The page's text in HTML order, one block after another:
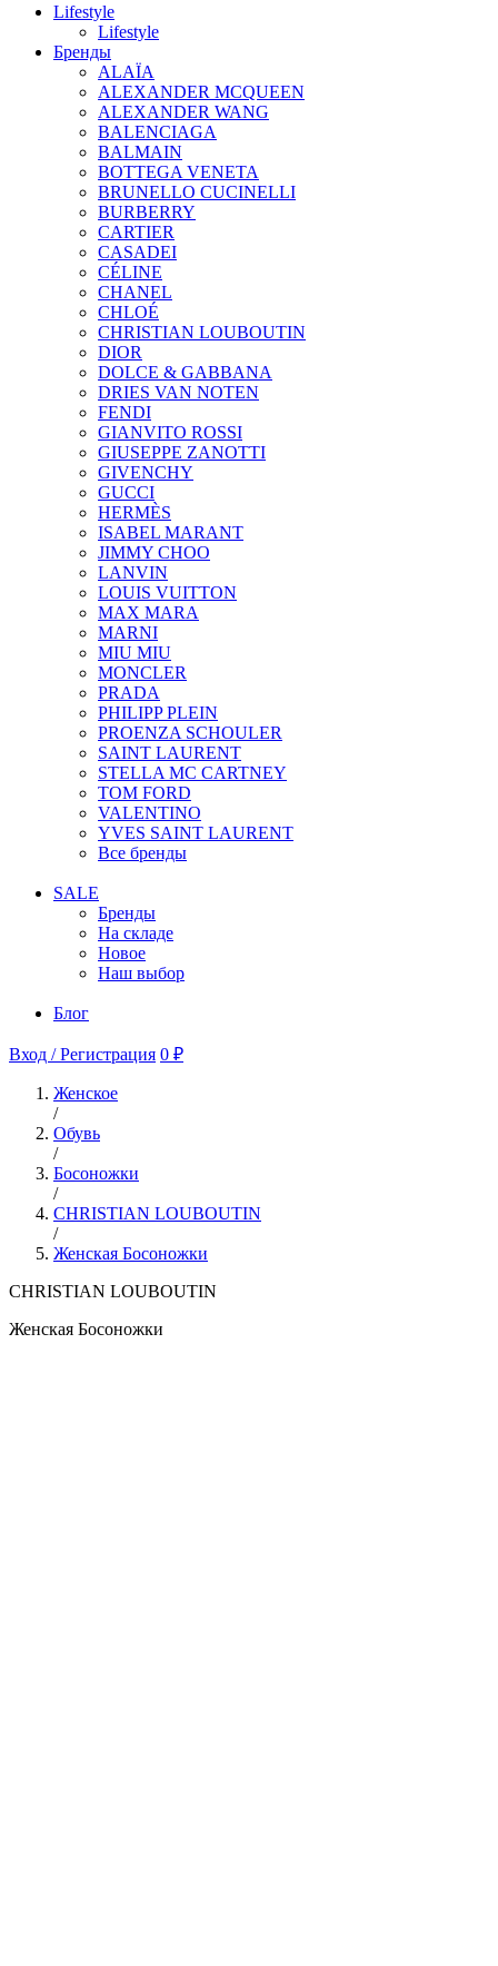
Lifestyle
Lifestyle
Бренды
ALAÏA
ALEXANDER MCQUEEN
ALEXANDER WANG
BALENCIAGA
BALMAIN
BOTTEGA VENETA
BRUNELLO CUCINELLI
BURBERRY
CARTIER
CASADEI
CÉLINE
CHANEL
CHLOÉ
CHRISTIAN LOUBOUTIN
DIOR
DOLCE & GABBANA
DRIES VAN NOTEN
FENDI
GIANVITO ROSSI
GIUSEPPE ZANOTTI
GIVENCHY
GUCCI
HERMÈS
ISABEL MARANT
JIMMY CHOO
LANVIN
LOUIS VUITTON
MAX MARA
MARNI
MIU MIU
MONCLER
PRADA
PHILIPP PLEIN
PROENZA SCHOULER
SAINT LAURENT
STELLA MC CARTNEY
TOM FORD
VALENTINO
YVES SAINT LAURENT
Все бренды
SALE
Бренды
На складе
Новое
Наш выбор
Блог
Вход / Регистрация 0 ₽
Женское
/
Обувь
/
Босоножки
/
CHRISTIAN LOUBOUTIN
/
Женская Босоножки
CHRISTIAN LOUBOUTIN
Женская Босоножки